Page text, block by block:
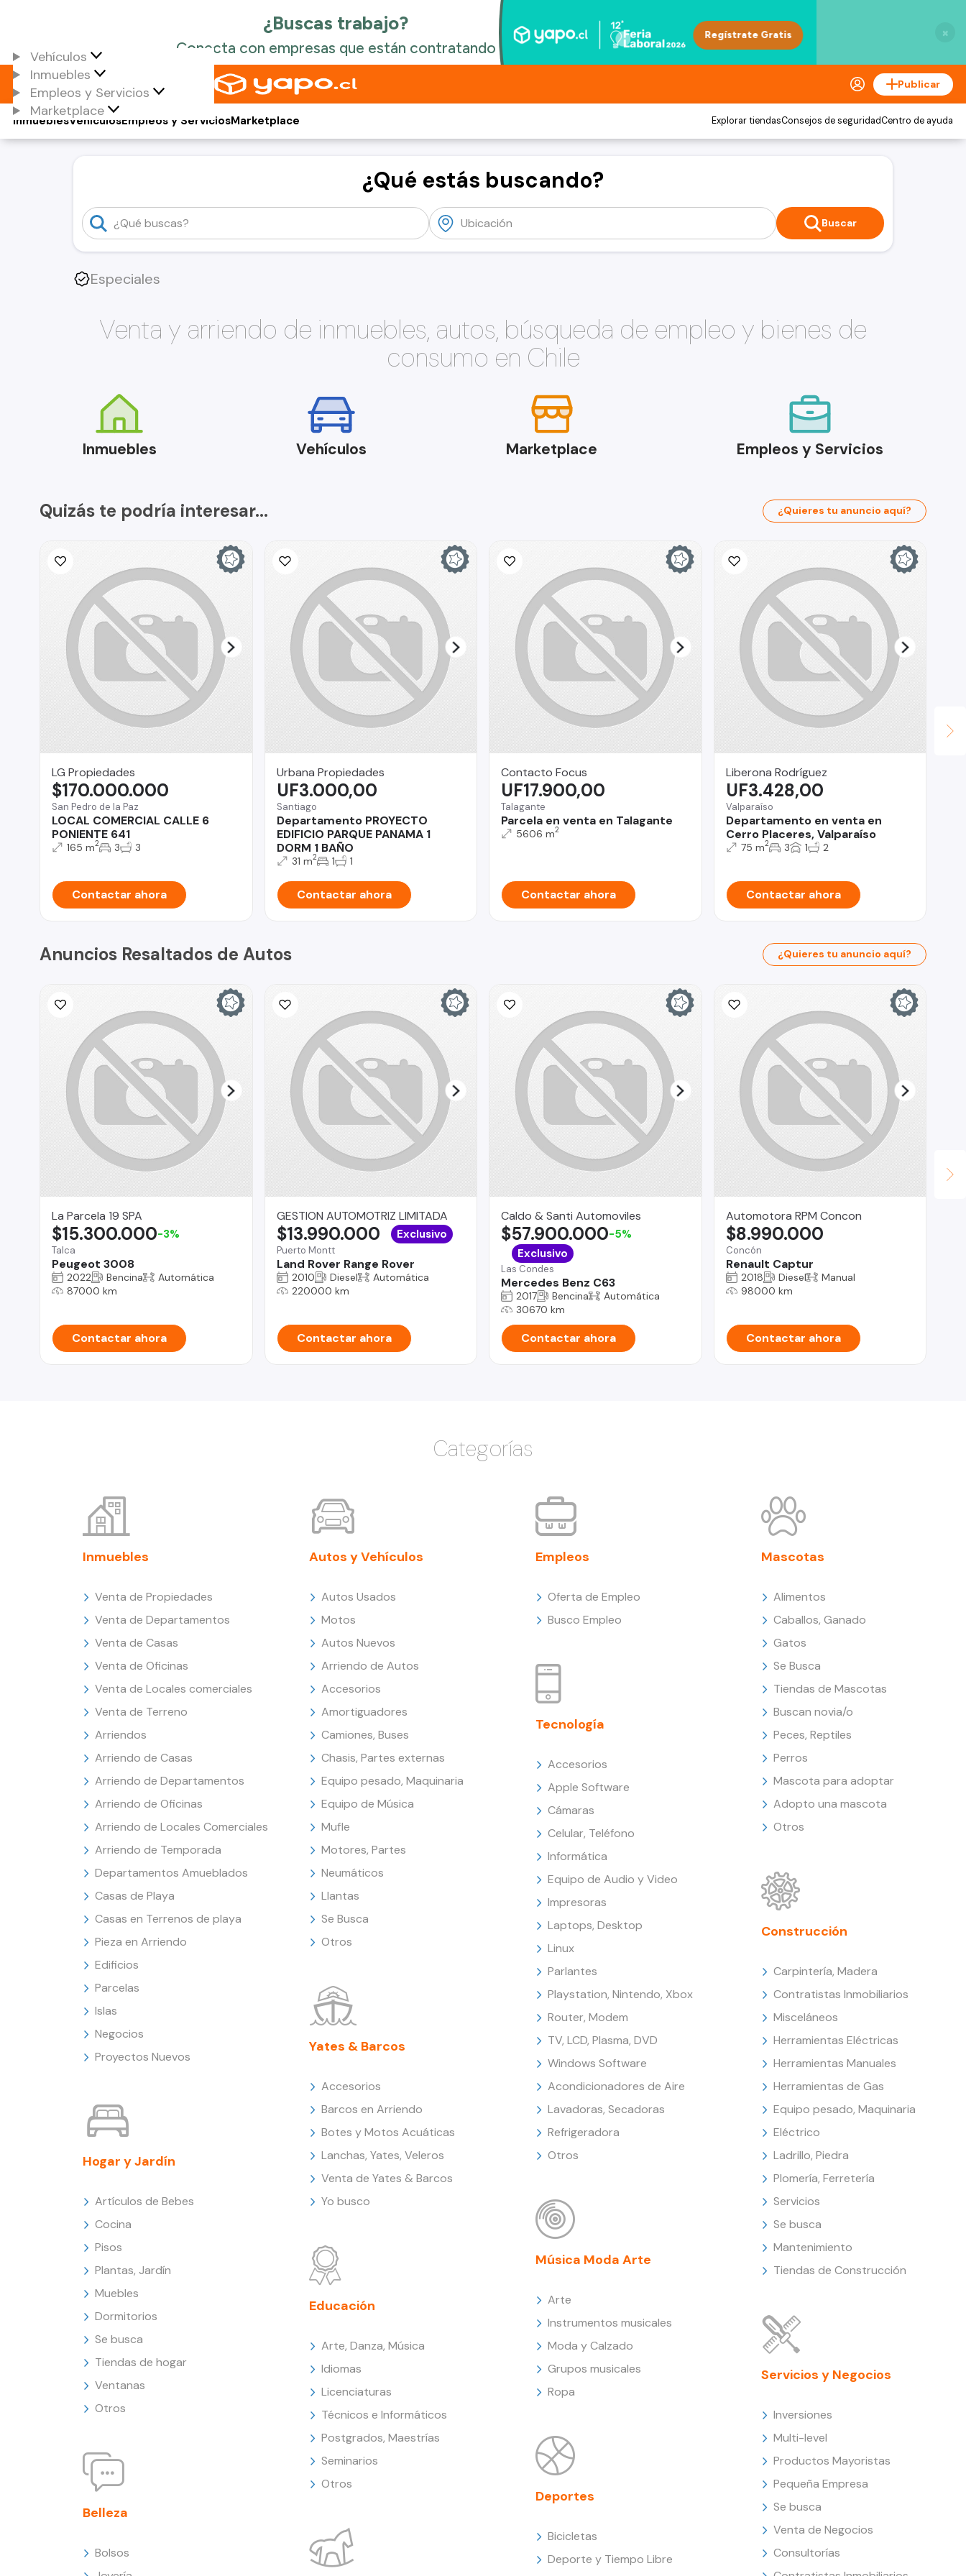
×
Vehículos
Inmuebles
Empleos y Servicios
Marketplace
Publicar
Vehículos
Inmuebles Empleos y ServiciosMarketplace Explorar tiendasConsejos de seguridadCentro de ayuda
¿Qué estás buscando?
Buscar
Especiales
Venta y arriendo de inmuebles, autos, búsqueda de empleo y bienes de
consumo en Chile
Inmuebles Vehículos Marketplace Empleos y Servicios
Quizás te podría interesar... ¿Quieres tu anuncio aquí?
LG Propiedades
San Pedro de la Paz
LOCAL COMERCIAL CALLE 6
PONIENTE 641
$170.000.000
165 m2 3 3
Contactar ahora
Urbana Propiedades
Santiago
Departamento PROYECTO
EDIFICIO PARQUE PANAMA 1
DORM 1 BAÑO
UF3.000,00
31 m2 1 1
Contactar ahora
Contacto Focus
Talagante
Parcela en venta en Talagante
UF17.900,00
5606 m2
Contactar ahora
Liberona Rodríguez
Valparaíso
Departamento en venta en
Cerro Placeres, Valparaíso
UF3.428,00
75 m2 3 1 2
Contactar ahora
Anuncios Resaltados de Autos ¿Quieres tu anuncio aquí?
La Parcela 19 SPA
Talca
Peugeot 3008
$15.300.000-3%
2022 Bencina
Automática
87000 km
Contactar ahora
GESTION AUTOMOTRIZ LIMITADA
Puerto Montt
Land Rover Range Rover
$13.990.000 Exclusivo
2010 Diesel
Automática
220000 km
Contactar ahora
Caldo & Santi Automoviles
Las Condes
Mercedes Benz C63
$57.900.000-5%
Exclusivo
2017 Bencina
Automática
30670 km
Contactar ahora
Automotora RPM Concon
Concón
Renault Captur
$8.990.000
2018 Diesel
Manual
98000 km
Contactar ahora
Categorías
Inmuebles
Venta de Propiedades
Venta de Departamentos
Venta de Casas
Venta de Oficinas
Venta de Locales comerciales
Venta de Terreno
Arriendos
Arriendo de Casas
Arriendo de Departamentos
Arriendo de Oficinas
Arriendo de Locales Comerciales
Arriendo de Temporada
Departamentos Amueblados
Casas de Playa
Casas en Terrenos de playa
Pieza en Arriendo
Edificios
Parcelas
Islas
Negocios
Proyectos Nuevos
Hogar y Jardín
Artículos de Bebes
Cocina
Pisos
Plantas, Jardín
Muebles
Dormitorios
Se busca
Tiendas de hogar
Ventanas
Otros
Belleza
Bolsos
Autos y Vehículos
Autos Usados
Motos
Autos Nuevos
Arriendo de Autos
Accesorios
Amortiguadores
Camiones, Buses
Chasis, Partes externas
Equipo pesado, Maquinaria
Equipo de Música
Mufle
Motores, Partes
Neumáticos
Llantas
Se Busca
Otros
Yates & Barcos
Accesorios
Barcos en Arriendo
Botes y Motos Acuáticas
Lanchas, Yates, Veleros
Venta de Yates & Barcos
Yo busco
Educación
Arte, Danza, Música
Idiomas
Licenciaturas
Técnicos e Informáticos
Postgrados, Maestrías
Seminarios
Otros
Empleos
Oferta de Empleo
Busco Empleo
Tecnología
Accesorios
Apple Software
Cámaras
Celular, Teléfono
Informática
Equipo de Audio y Video
Impresoras
Laptops, Desktop
Linux
Parlantes
Playstation, Nintendo, Xbox
Router, Modem
TV, LCD, Plasma, DVD
Windows Software
Acondicionadores de Aire
Lavadoras, Secadoras
Refrigeradora
Otros
Música Moda Arte
Arte
Instrumentos musicales
Moda y Calzado
Grupos musicales
Ropa
Deportes
Bicicletas
Deporte y Tiempo Libre
Mascotas
Alimentos
Caballos, Ganado
Gatos
Se Busca
Tiendas de Mascotas
Buscan novia/o
Peces, Reptiles
Perros
Mascota para adoptar
Adopto una mascota
Otros
Construcción
Carpintería, Madera
Contratistas Inmobiliarios
Misceláneos
Herramientas Eléctricas
Herramientas Manuales
Herramientas de Gas
Equipo pesado, Maquinaria
Eléctrico
Ladrillo, Piedra
Plomería, Ferretería
Servicios
Se busca
Mantenimiento
Tiendas de Construcción
Servicios y Negocios
Inversiones
Multi-level
Productos Mayoristas
Pequeña Empresa
Se busca
Venta de Negocios
Consultorías